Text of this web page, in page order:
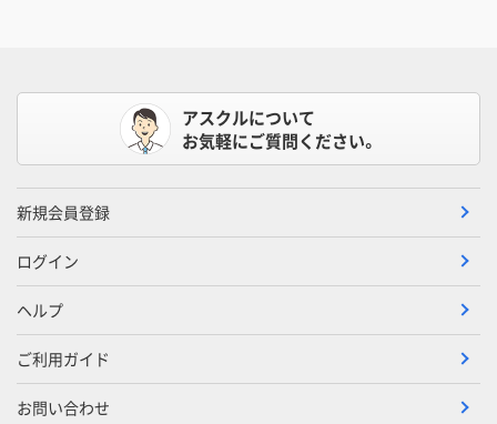
アスクルについて
お気軽にご質問ください。
新規会員登録
ログイン
ヘルプ
ご利用ガイド
お問い合わせ